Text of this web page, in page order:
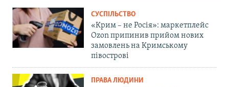
СУСПІЛЬСТВО
«Крим – не Росія»: маркетплейс
Ozon припинив прийом нових
замовлень на Кримському
півострові
ПРАВА ЛЮДИНИ